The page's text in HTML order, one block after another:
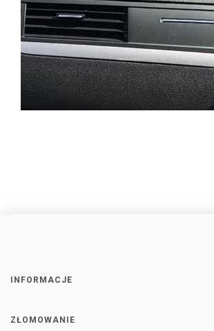
INFORMACJE
ZŁOMOWANIE